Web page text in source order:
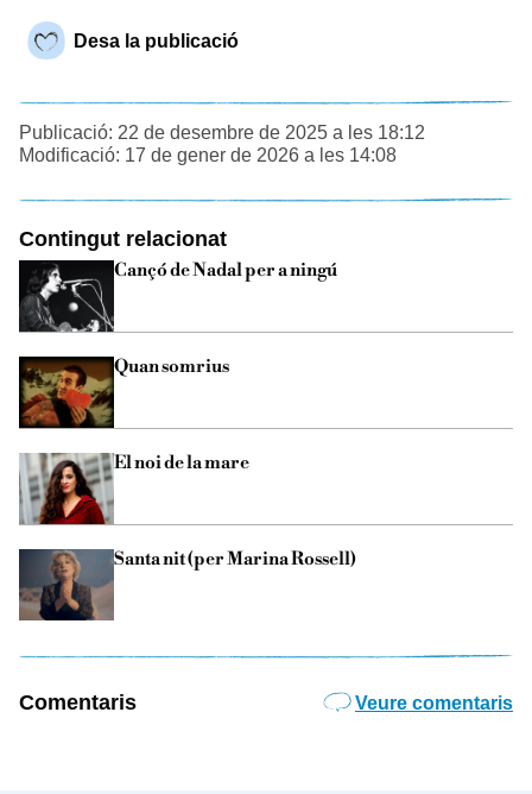
Desa la publicació
Publicació: 22 de desembre de 2025 a les 18:12
Modificació: 17 de gener de 2026 a les 14:08
Contingut relacionat
Cançó de Nadal per a ningú
Quan somrius
El noi de la mare
Santa nit (per Marina Rossell)
Comentaris Veure comentaris